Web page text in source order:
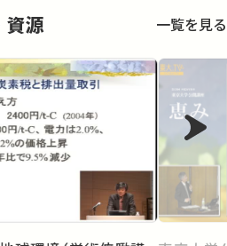
資源 一覧を見る